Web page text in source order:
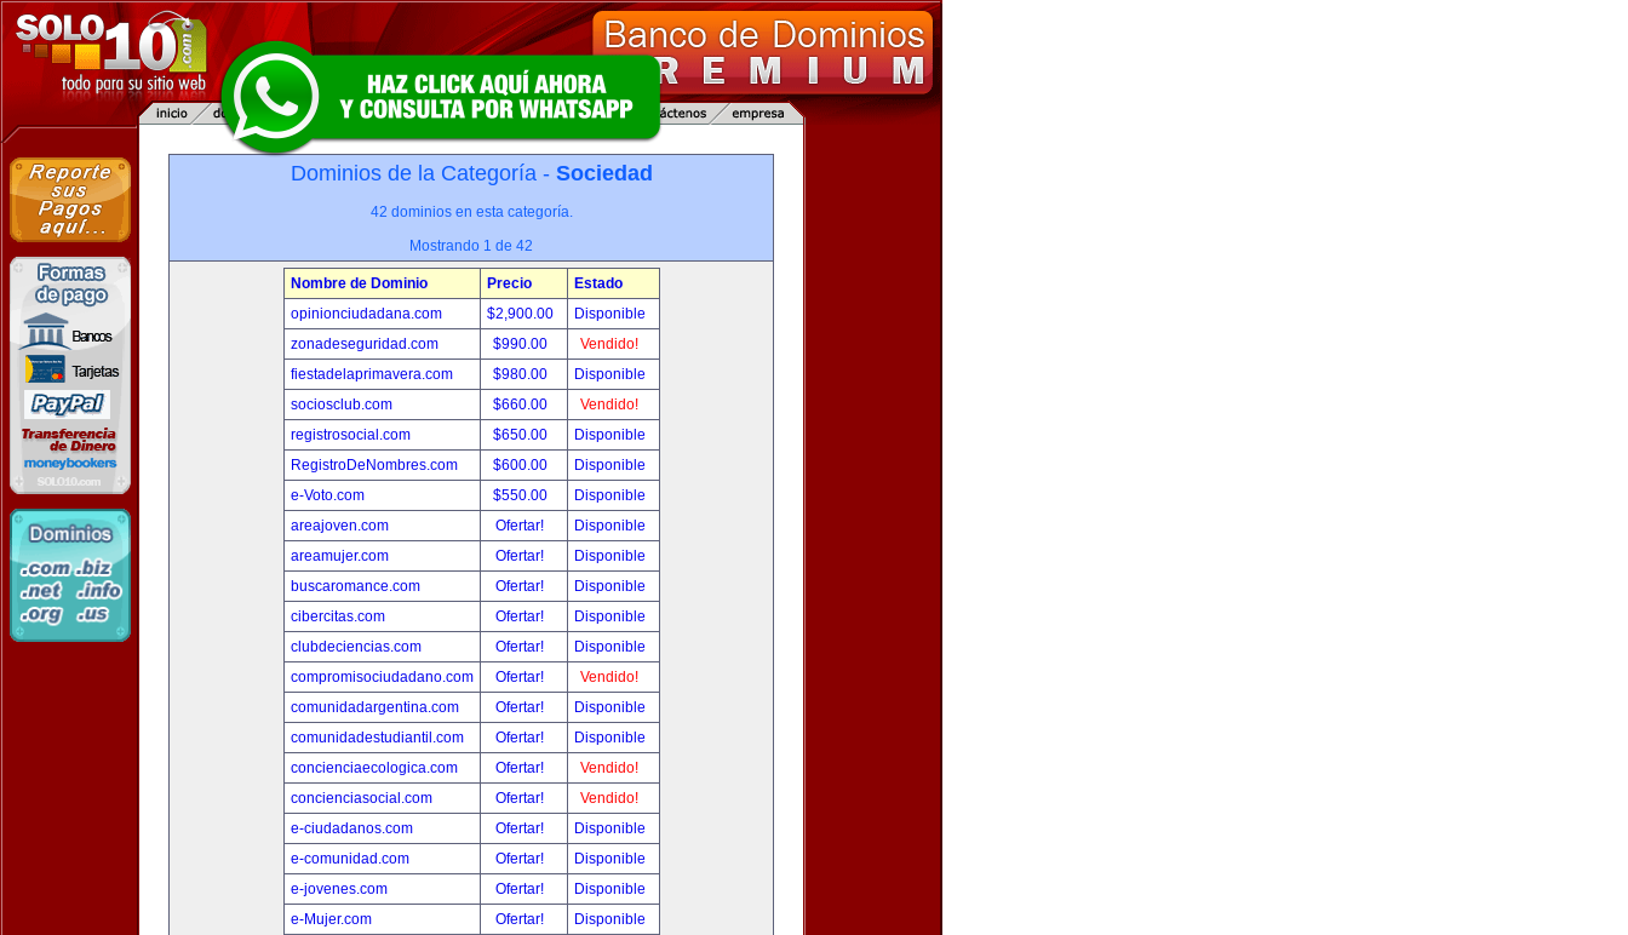
Dominios de la Categoría - Sociedad
42 dominios en esta categoría.
Mostrando 1 de 42
Nombre de Dominio Precio
Estado
opinionciudadana.com
$2,900.00
Disponible
zonadeseguridad.com
$990.00
Vendido!
fiestadelaprimavera.com
$980.00
Disponible
sociosclub.com
$660.00
Vendido!
registrosocial.com
$650.00
Disponible
RegistroDeNombres.com
$600.00
Disponible
e-Voto.com
$550.00
Disponible
areajoven.com
Ofertar!
Disponible
areamujer.com
Ofertar!
Disponible
buscaromance.com
Ofertar!
Disponible
cibercitas.com
Ofertar!
Disponible
clubdeciencias.com
Ofertar!
Disponible
compromisociudadano.com
Ofertar!
Vendido!
comunidadargentina.com
Ofertar!
Disponible
comunidadestudiantil.com
Ofertar!
Disponible
concienciaecologica.com
Ofertar!
Vendido!
concienciasocial.com
Ofertar!
Vendido!
e-ciudadanos.com
Ofertar!
Disponible
e-comunidad.com
Ofertar!
Disponible
e-jovenes.com
Ofertar!
Disponible
e-Mujer.com
Ofertar!
Disponible